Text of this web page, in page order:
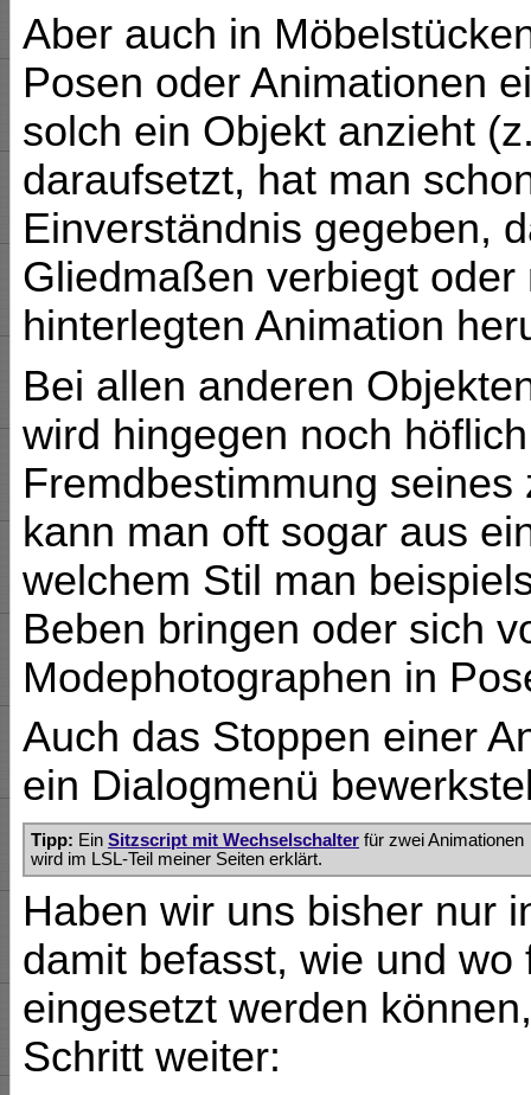
Aber auch in
Posen oder Animationen
solch ein Objekt anzieht
daraufsetzt, hat man
Einverständnis gegeben,
Gliedmaßen verbiegt
hinterlegten Animation
Bei allen anderen
wird hingegen noch
Fremdbestimmung
kann man oft sogar aus
welchem Stil man
Beben bringen oder sich
Modephotographen in
Auch das Stoppen einer
ein Dialogmenü
Tipp: Ein Sitzscript mit Wechselschalter für zwei Animationen
wird im LSL-Teil meiner Seiten erklärt.
Haben wir uns bisher nur
damit befasst, wie und
eingesetzt werden
Schritt weiter: